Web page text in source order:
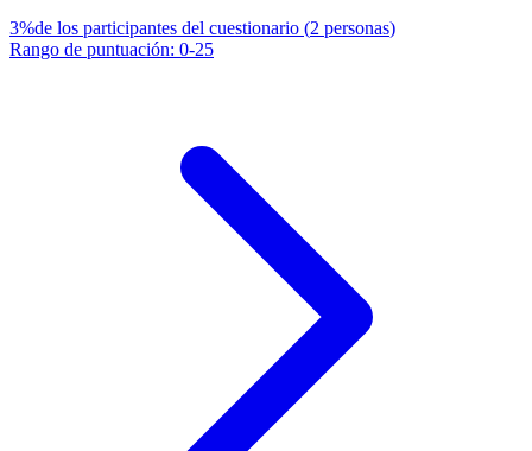
3%de los participantes del cuestionario (2 personas)
Rango de puntuación: 0-25